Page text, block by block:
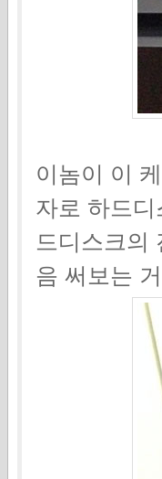
이놈이 이
자로 하드
드디스크의
음 써보는